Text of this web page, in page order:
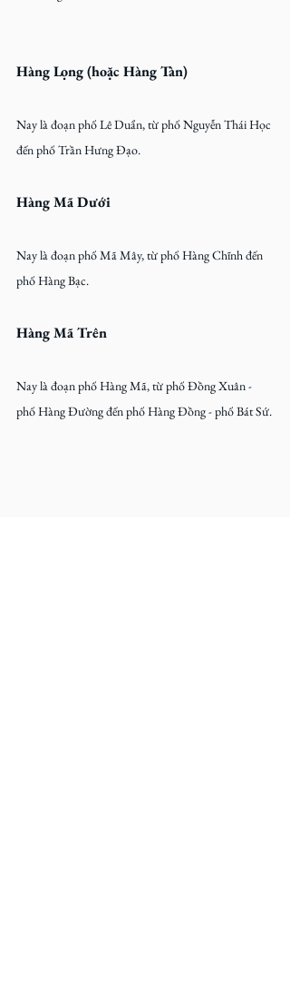
Hàng Lọng (hoặc Hàng Tàn)
Nay là đoạn phố Lê Duẩn, từ phố Nguyễn Thái Học
đến phố Trần Hưng Đạo.
Hàng Mã Dưới
Nay là đoạn phố Mã Mây, từ phố Hàng Chĩnh đến
phố Hàng Bạc.
Hàng Mã Trên
Nay là đoạn phố Hàng Mã, từ phố Đồng Xuân -
phố Hàng Đường đến phố Hàng Đồng - phố Bát Sứ.